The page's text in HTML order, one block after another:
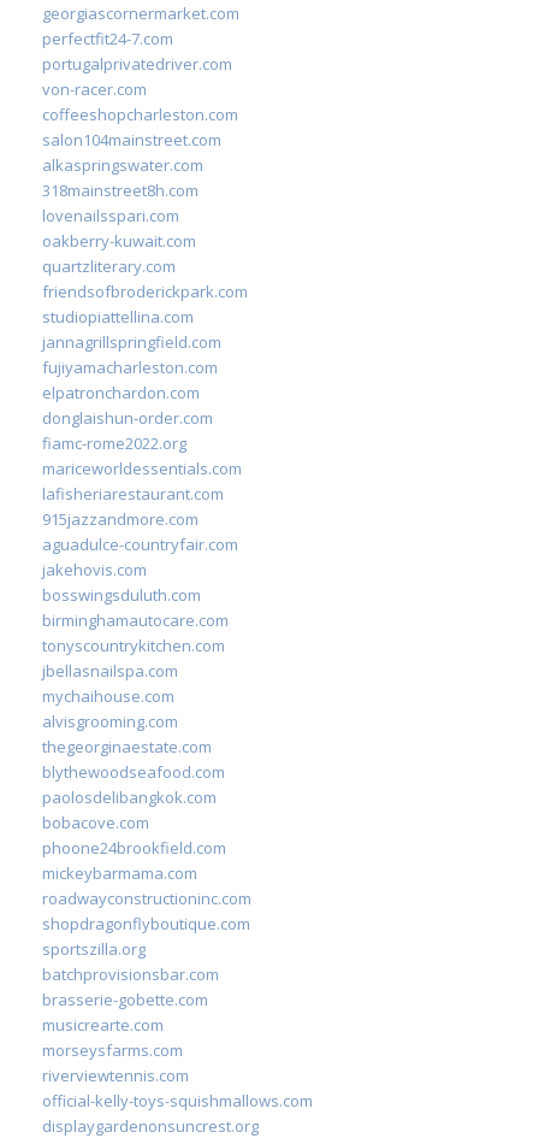
georgiascornermarket.com
perfectfit24-7.com
portugalprivatedriver.com
von-racer.com
coffeeshopcharleston.com
salon104mainstreet.com
alkaspringswater.com
318mainstreet8h.com
lovenailsspari.com
oakberry-kuwait.com
quartzliterary.com
friendsofbroderickpark.com
studiopiattellina.com
jannagrillspringfield.com
fujiyamacharleston.com
elpatronchardon.com
donglaishun-order.com
fiamc-rome2022.org
mariceworldessentials.com
lafisheriarestaurant.com
915jazzandmore.com
aguadulce-countryfair.com
jakehovis.com
bosswingsduluth.com
birminghamautocare.com
tonyscountrykitchen.com
jbellasnailspa.com
mychaihouse.com
alvisgrooming.com
thegeorginaestate.com
blythewoodseafood.com
paolosdelibangkok.com
bobacove.com
phoone24brookfield.com
mickeybarmama.com
roadwayconstructioninc.com
shopdragonflyboutique.com
sportszilla.org
batchprovisionsbar.com
brasserie-gobette.com
musicrearte.com
morseysfarms.com
riverviewtennis.com
official-kelly-toys-squishmallows.com
displaygardenonsuncrest.org